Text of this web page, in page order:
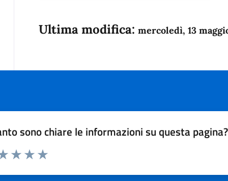
Ultima modifica: mercoledì, 13
sono chiare le informazioni su questa pagina?
da 1 a 5 stelle la pagina